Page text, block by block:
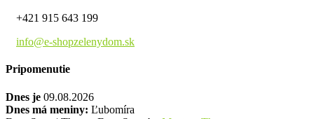
+421 915 643 199
info@e-shopzelenydom.sk
Pripomenutie
Dnes je 09.08.2026
Dnes má meniny: Ľubomíra